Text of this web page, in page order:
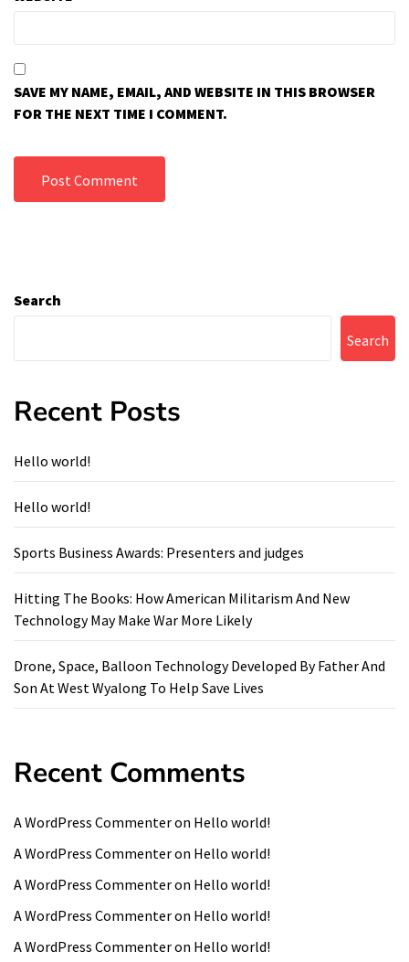
SAVE MY NAME, EMAIL, AND WEBSITE IN THIS BROWSER
FOR THE NEXT TIME I COMMENT.
Search
Search
Recent Posts
Hello world!
Hello world!
Sports Business Awards: Presenters and judges
Hitting The Books: How American Militarism And New
Technology May Make War More Likely
Drone, Space, Balloon Technology Developed By Father And
Son At West Wyalong To Help Save Lives
Recent Comments
A WordPress Commenteron Hello world!
A WordPress Commenteron Hello world!
A WordPress Commenteron Hello world!
A WordPress Commenteron Hello world!
A WordPress Commenteron Hello world!